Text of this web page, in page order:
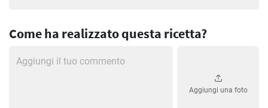
Come ha realizzato questa ricetta?
Aggiungi una foto